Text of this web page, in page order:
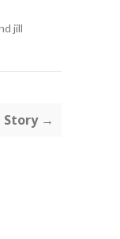
jill
Story →